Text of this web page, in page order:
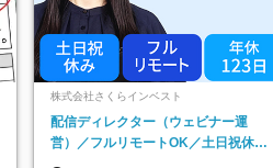
株式会社さくらインベスト
配信ディレクター（ウェビナー運
営）／フルリモートOK／土日祝休み